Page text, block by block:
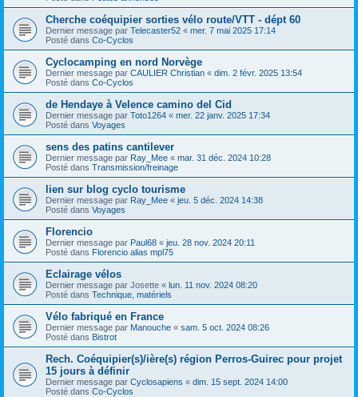
Cherche coéquipier sorties vélo route/VTT - dépt 60
Dernier message par Telecaster52 « mer. 7 mai 2025 17:14
Posté dans Co-Cyclos
Cyclocamping en nord Norvège
Dernier message par CAULIER Christian « dim. 2 févr. 2025 13:54
Posté dans Co-Cyclos
de Hendaye à Velence camino del Cid
Dernier message par Toto1264 « mer. 22 janv. 2025 17:34
Posté dans Voyages
sens des patins cantilever
Dernier message par Ray_Mee « mar. 31 déc. 2024 10:28
Posté dans Transmission/freinage
lien sur blog cyclo tourisme
Dernier message par Ray_Mee « jeu. 5 déc. 2024 14:38
Posté dans Voyages
Florencio
Dernier message par Paul68 « jeu. 28 nov. 2024 20:11
Posté dans Florencio alias mpl75
Eclairage vélos
Dernier message par Josette « lun. 11 nov. 2024 08:20
Posté dans Technique, matériels
Vélo fabriqué en France
Dernier message par Manouche « sam. 5 oct. 2024 08:26
Posté dans Bistrot
Rech. Coéquipier(s)/ière(s) région Perros-Guirec pour projet
15 jours à définir
Dernier message par Cyclosapiens « dim. 15 sept. 2024 14:00
Posté dans Co-Cyclos